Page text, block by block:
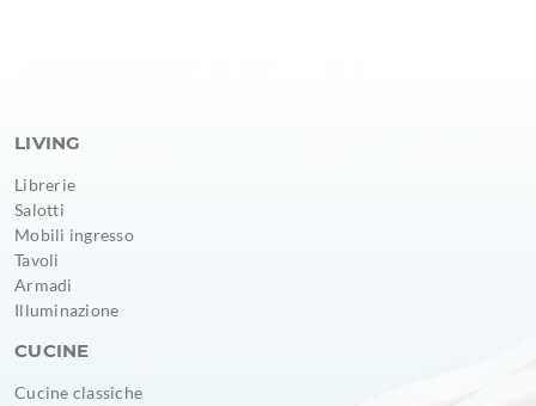
LIVING
Librerie
Salotti
Mobili ingresso
Tavoli
Armadi
Illuminazione
CUCINE
Cucine classiche